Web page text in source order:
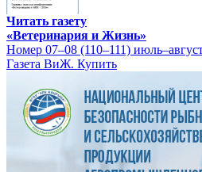
Читать газету
«Ветеринария и Жизнь»
Номер 07–08 (110–111)
Газета ВиЖ. Купить